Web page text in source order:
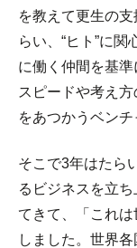
を教えて更生の
らい、“ヒト”に
に働く仲間を基
スピードや考え
をあつかうベンチ
そこで3年はたら
るビジネスを立
てきて、「これ
しました。世界